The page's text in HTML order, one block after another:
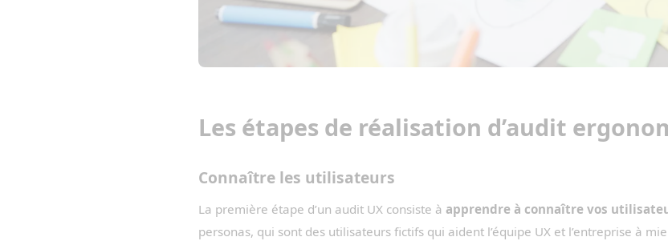
Les étapes de réalisation d’audit
Connaître les utilisateurs
La première étape d’un audit UX consiste à apprendre à connaître vos
personas, qui sont des utilisateurs fictifs qui aident l’équipe UX et l’entreprise à